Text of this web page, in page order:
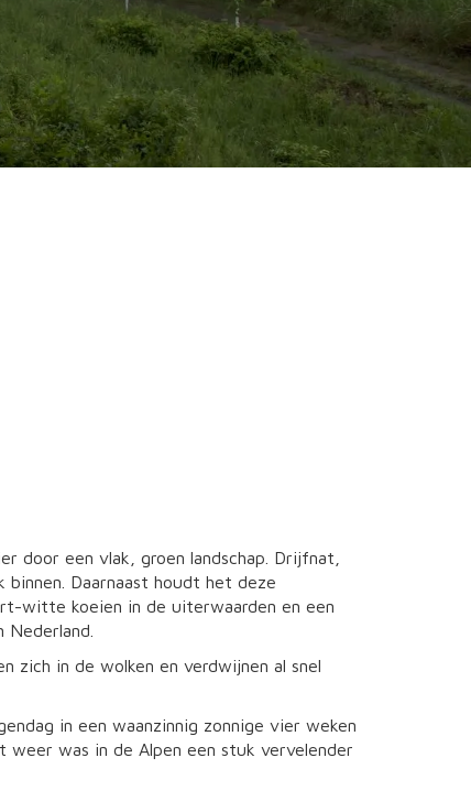
door een vlak, groen landschap. Drijfnat,
Daarnaast houdt het deze
witte koeien in de uiterwaarden en een
zich in de wolken en verdwijnen al snel
in een waanzinnig zonnige vier weken
weer was in de Alpen een stuk vervelender